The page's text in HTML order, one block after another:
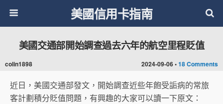
美國信用卡指南
2024-09-06 •18 Comments
美國交通部開始調查過去六年的航空里程貶值
colin1898
近日，美國交通部發文，開始調查近些年飽受詬病的常旅
客計劃積分貶值問題，有興趣的大家可以讀一下原文：